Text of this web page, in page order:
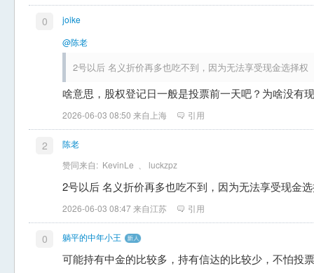
0
joike
@陈老
2号以后 名义折价再多也吃不到，因为无法享受现金选择权
啥意思，股权登记日一般是投票前一天吧？为啥没有
2026-06-03 08:50 来自上海 引用
2
陈老
赞同来自: KevinLe luckzpz
2号以后 名义折价再多也吃不到，因为无法享受现金
2026-06-03 08:47 来自江苏 引用
0 躺平的中年小王
可能持有中金的比较多，持有信达的比较少，不怕投